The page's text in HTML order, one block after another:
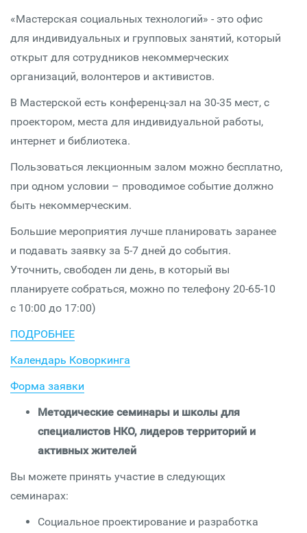
«Мастерская социальных технологий» - это офис
для индивидуальных и групповых занятий, который
открыт для сотрудников некоммерческих
организаций, волонтеров и активистов.
В Мастерской есть конференц-зал на 30-35 мест, с
проектором, места для индивидуальной работы,
интернет и библиотека.
Пользоваться лекционным залом можно бесплатно,
при одном условии – проводимое событие должно
быть некоммерческим.
Большие мероприятия лучше планировать заранее
и подавать заявку за 5-7 дней до события.
Уточнить, свободен ли день, в который вы
планируете собраться, можно по телефону 20-65-10
с 10:00 до 17:00)
ПОДРОБНЕЕ
Календарь Коворкинга
Форма заявки
Методические семинары и школы для
специалистов НКО, лидеров территорий и
активных жителей
Вы можете принять участие в следующих
семинарах:
Социальное проектирование и разработка